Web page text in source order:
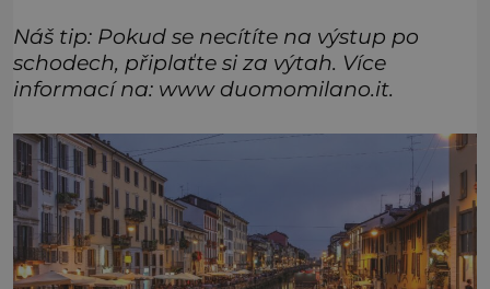
Náš tip: Pokud se necítíte na výstup po
schodech, připlaťte si za výtah. Více
informací na: www duomomilano.it.